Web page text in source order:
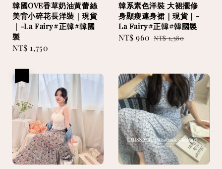
韓國OVE香草奶油黃蕾絲
美背小碎花長洋裝｜現貨
｜-La Fairy#正韓#韓國
製
Regular
NT$ 1,750
韓系素色洋裝 大裙擺修
身顯瘦連身裙｜現貨｜-
La Fairy#正韓#韓國製
Sale
NT$ 960 Regular
NT$ 1,380